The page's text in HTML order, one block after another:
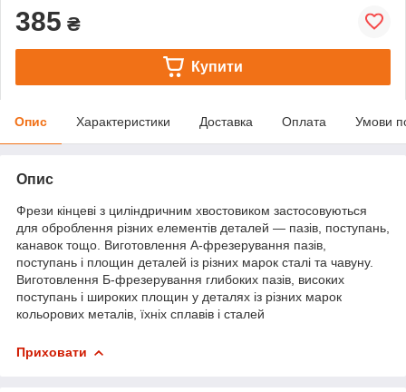
385 ₴
Купити
Опис Характеристики Доставка Оплата Умови
Опис
Фрези кінцеві з циліндричним хвостовиком застосовуються
для оброблення різних елементів деталей — пазів, поступань,
канавок тощо. Виготовлення А-фрезерування пазів,
поступань і площин деталей із різних марок сталі та чавуну.
Виготовлення Б-фрезерування глибоких пазів, високих
поступань і широких площин у деталях із різних марок
кольорових металів, їхніх сплавів і сталей
Приховати